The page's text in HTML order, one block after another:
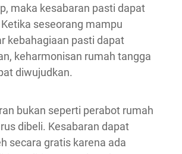
maka kesabaran pasti dapat
seseorang mampu
kebahagiaan pasti dapat
keharmonisan rumah tangga
diwujudkan.
bukan seperti perabot rumah
dibeli. Kesabaran dapat
secara gratis karena ada